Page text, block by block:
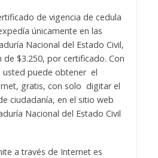
de vigencia de cedula
únicamente en las
Nacional del Estado Civil,
de $3.250, por certificado. Con
puede obtener el
gratis, con solo digitar el
ciudadanía, en el sitio web
Nacional del Estado Civil
a través de Internet es